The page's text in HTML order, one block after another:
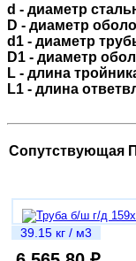
d - диаметр
D - диаметр
d1 - диаметр
D1 - диаметр
L - длина
L1 - длина
Сопутствующая
39.15 кг / м3